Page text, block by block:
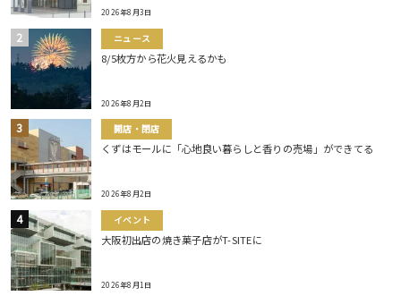
2026年8月3日
ニュース
8/5枚方から花火見えるかも
2026年8月2日
開店・閉店
くずはモールに「心地良い暮らしと香りの売場」ができてる
2026年8月2日
イベント
大阪初出店の焼き菓子店がT-SITEに
2026年8月1日